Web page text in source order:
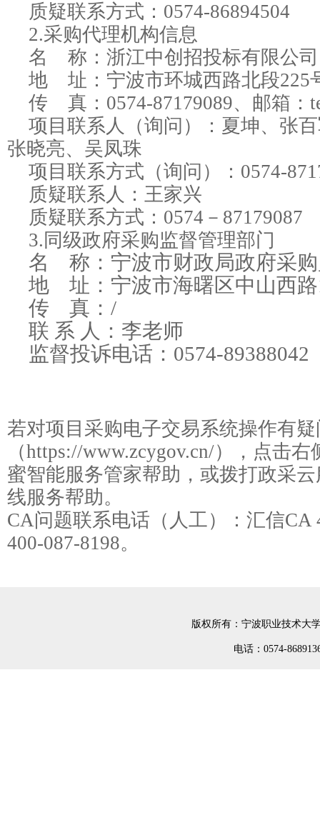
质疑联系方式： 0574-86894504
2.采购代理机构信息
名 称： 浙江中创招投标有限公司
地 址： 宁波市环城西路北段225
传 真： 0574-87179089、邮箱：
项目联系人（询问）： 夏坤、张
张晓亮、吴凤珠
项目联系方式（询问）： 0574-
质疑联系人： 王家兴
质疑联系方式： 0574－87179087
3. 同级政府采购监督管理部门
名 称：宁波市财政局政府采
地 址：宁波市海曙区中山西路
传 真：/
联 系 人：李老师
监督投诉电话：0574-89388042
若对项目采购电子交易系统操作有
（https://www.zcygov.cn/），点击
蜜智能服务管家帮助，或拨打政采
线服务帮助。
CA问题联系电话（人工）：汇信CA
400-087-8198。
版权所有：宁波职业技术大
电话：0574-